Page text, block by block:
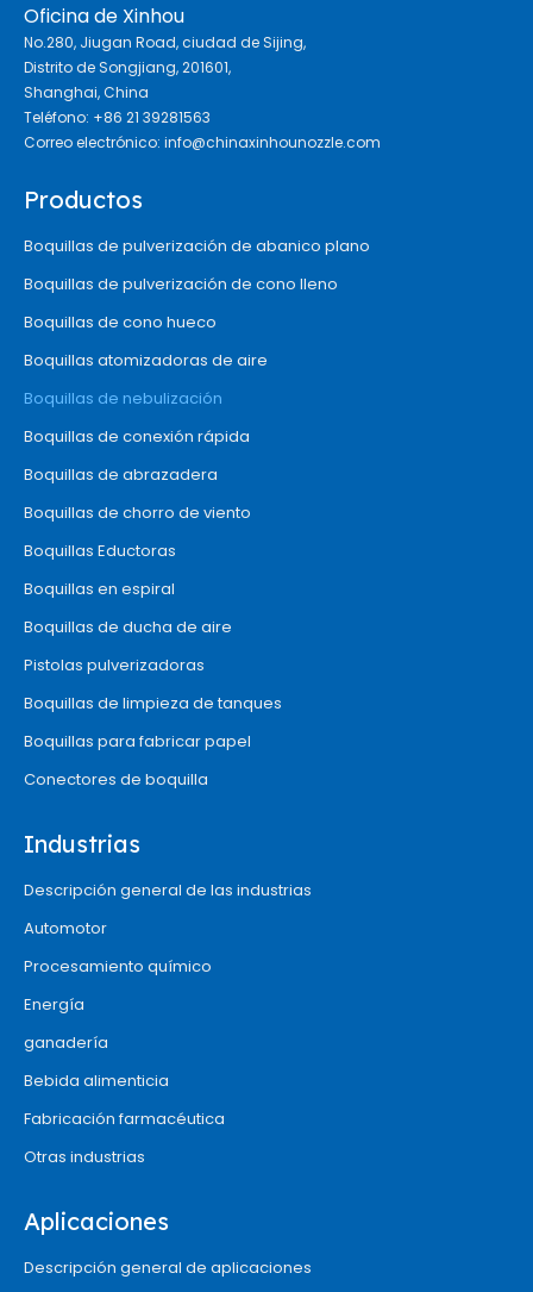
Oficina de Xinhou
No.280, Jiugan Road, ciudad de Sijing,
Distrito de Songjiang, 201601,
Shanghai, China
Teléfono: +86 21 39281563
Correo electrónico: info@chinaxinhounozzle.com
Productos
Boquillas de pulverización de abanico plano
Boquillas de pulverización de cono lleno
Boquillas de cono hueco
Boquillas atomizadoras de aire
Boquillas de nebulización
Boquillas de conexión rápida
Boquillas de abrazadera
Boquillas de chorro de viento
Boquillas Eductoras
Boquillas en espiral
Boquillas de ducha de aire
Pistolas pulverizadoras
Boquillas de limpieza de tanques
Boquillas para fabricar papel
Conectores de boquilla
Industrias
Descripción general de las industrias
Automotor
Procesamiento químico
Energía
ganadería
Bebida alimenticia
Fabricación farmacéutica
Otras industrias
Aplicaciones
Descripción general de aplicaciones